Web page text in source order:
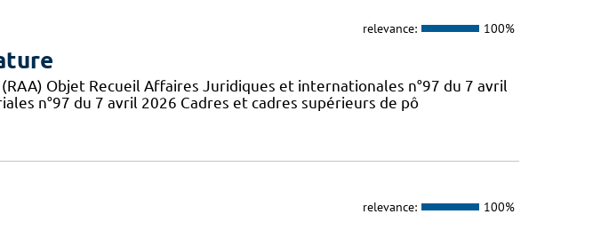
relevance: 100%
Objet Recueil Affaires Juridiques et internationales n°97 du 7 avril
n°97 du 7 avril 2026 Cadres et cadres supérieurs de pô
relevance: 100%